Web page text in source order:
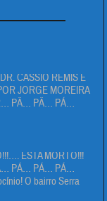
CÁSSIO REMIS É
JORGE MOREIRA
PÄ… PÄ… PÁ…
ESTA MORTO!!!
PÁ… PÁ… PÁ…
O bairro Serra